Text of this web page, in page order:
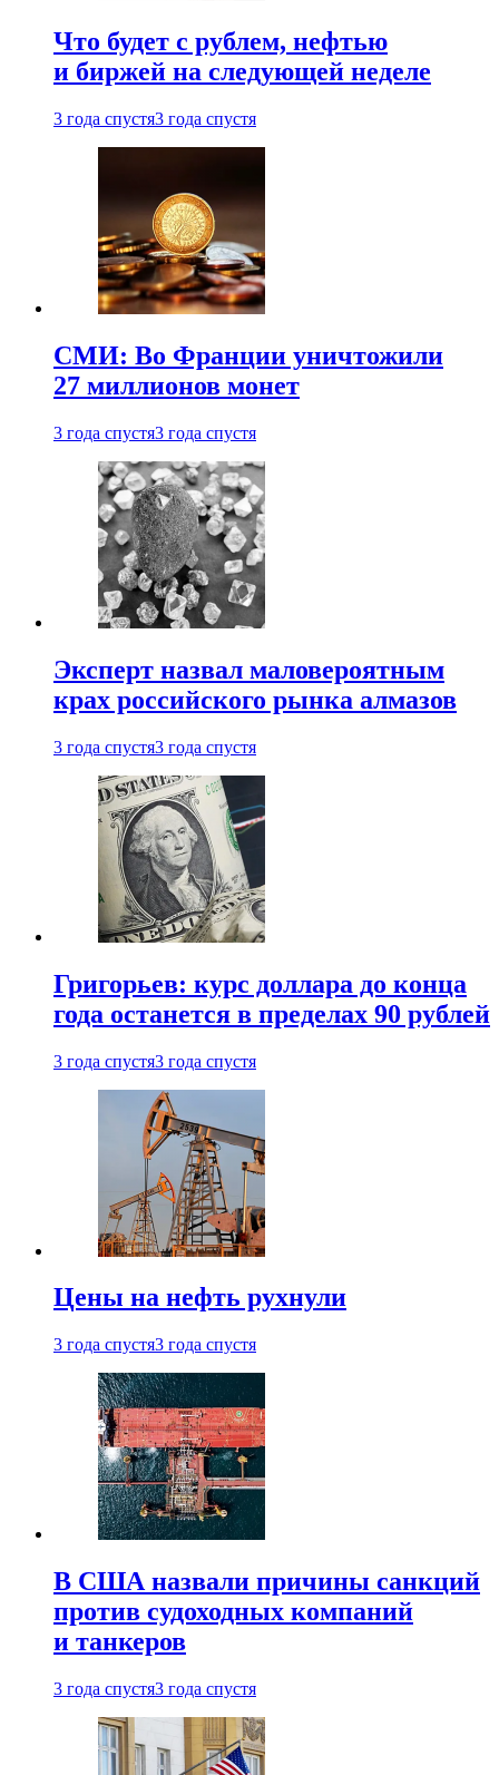
Что будет с рублем, нефтью
и биржей на следующей неделе
3 года спустя3 года спустя
СМИ: Во Франции уничтожили
27 миллионов монет
3 года спустя3 года спустя
Эксперт назвал маловероятным
крах российского рынка алмазов
3 года спустя3 года спустя
Григорьев: курс доллара до конца
года останется в пределах 90 рублей
3 года спустя3 года спустя
Цены на нефть рухнули
3 года спустя3 года спустя
В США назвали причины санкций
против судоходных компаний
и танкеров
3 года спустя3 года спустя